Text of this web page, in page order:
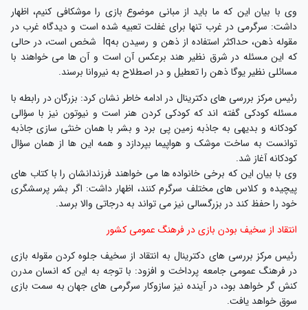
وی با بیان این که ما باید از مبانی موضوع بازی را موشکافی کنیم، اظهار
داشت: سرگرمی در غرب تنها برای غفلت تعبیه شده است و دیدگاه غرب در
مقوله ذهن، حداکثر استفاده از ذهن و رسیدن بهIq شخص است، در حالی
که این مسئله در شرق نظیر هند برعکس آن است و آن ها می خواهند با
مسائلی نظیر یوگا ذهن را تعطیل و در اصطلاح به نیروانا برسند.
رئیس مرکز بررسی های دکترینال در ادامه خاطر نشان کرد: بزرگان در رابطه با
مسئله کودکی گفته اند که کودکی کردن هنر است و نیوتون نیز با سؤالی
کودکانه و بدیهی به جاذبه زمین پی برد و بشر با همان خنثی سازی جاذبه
توانست به ساخت موشک و هواپیما بپردازد و همه این ها از همان سؤال
کودکانه آغاز شد.
وی با بیان این که برخی خانواده ها می خواهند فرزندانشان را با کتاب های
پیچیده و کلاس های مختلف سرگرم کنند، اظهار داشت: اگر بشر پرسشگری
خود را حفظ کند در بزرگسالی نیز می تواند به درجاتی والا برسد.
انتقاد از سخیف بودن بازی در فرهنگ عمومی کشور
رئیس مرکز بررسی های دکترینال به انتقاد از سخیف جلوه کردن مقوله بازی
در فرهنگ عمومی جامعه پرداخت و افزود: با توجه به این که انسان مدرن
کنش گر خواهد بود، در آینده نیز سازوکار سرگرمی های جهان به سمت بازی
سوق خواهد یافت.